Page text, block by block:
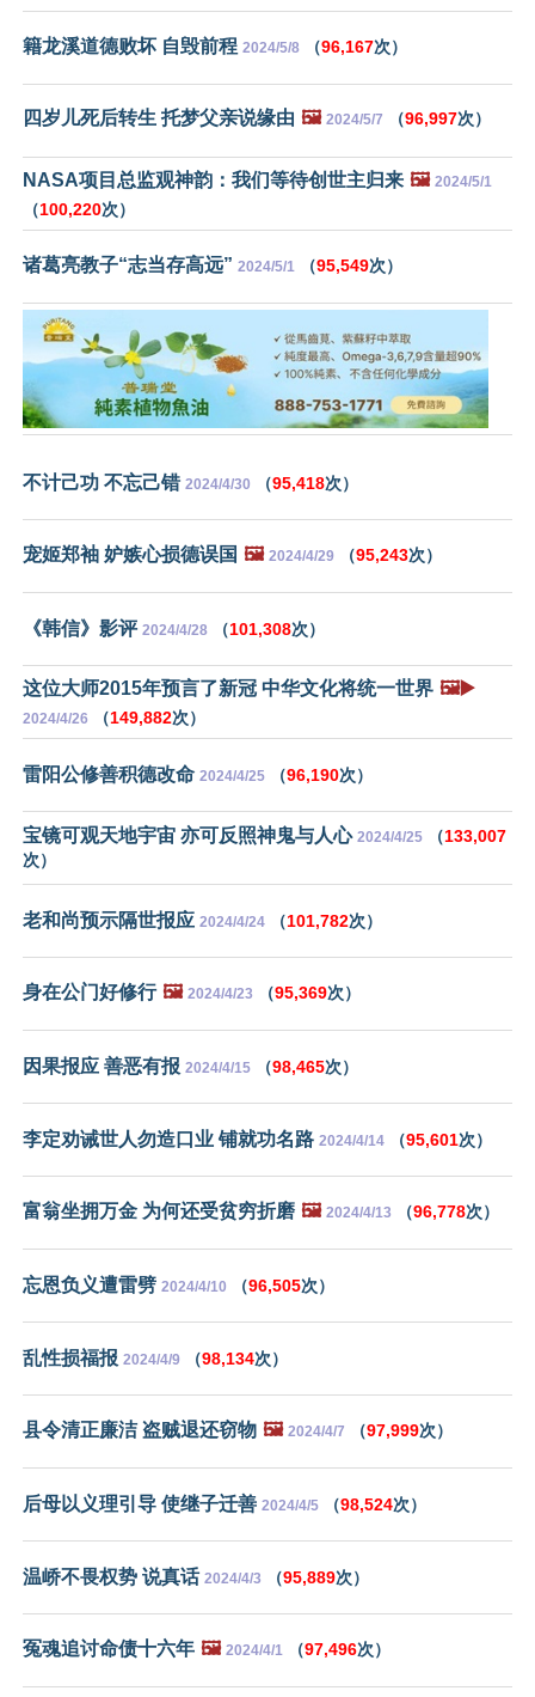
籍龙溪道德败坏 自毁前程 2024/5/8 （96,167次）
四岁儿死后转生 托梦父亲说缘由 🖼️ 2024/5/7 （96,997次）
NASA项目总监观神韵：我们等待创世主归来 🖼️ 2024/5/1
（100,220次）
诸葛亮教子“志当存高远” 2024/5/1 （95,549次）
不计己功 不忘己错 2024/4/30 （95,418次）
宠姬郑袖 妒嫉心损德误国 🖼️ 2024/4/29 （95,243次）
《韩信》影评 2024/4/28 （101,308次）
这位大师2015年预言了新冠 中华文化将统一世界 🖼️▶️
2024/4/26 （149,882次）
雷阳公修善积德改命 2024/4/25 （96,190次）
宝镜可观天地宇宙 亦可反照神鬼与人心 2024/4/25 （133,007
次）
老和尚预示隔世报应 2024/4/24 （101,782次）
身在公门好修行 🖼️ 2024/4/23 （95,369次）
因果报应 善恶有报 2024/4/15 （98,465次）
李定劝诫世人勿造口业 铺就功名路 2024/4/14 （95,601次）
富翁坐拥万金 为何还受贫穷折磨 🖼️ 2024/4/13 （96,778次）
忘恩负义遭雷劈 2024/4/10 （96,505次）
乱性损福报 2024/4/9 （98,134次）
县令清正廉洁 盗贼退还窃物 🖼️ 2024/4/7 （97,999次）
后母以义理引导 使继子迁善 2024/4/5 （98,524次）
温峤不畏权势 说真话 2024/4/3 （95,889次）
冤魂追讨命债十六年 🖼️ 2024/4/1 （97,496次）